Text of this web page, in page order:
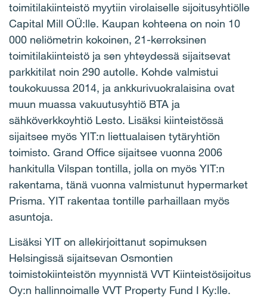
toimitilakiinteistö myytiin virolaiselle sijoitusyhtiölle
Capital Mill OÜ:lle. Kaupan kohteena on noin 10
000 neliömetrin kokoinen, 21-kerroksinen
toimitilakiinteistö ja sen yhteydessä sijaitsevat
parkkitilat noin 290 autolle. Kohde valmistui
toukokuussa 2014, ja ankkurivuokralaisina ovat
muun muassa vakuutusyhtiö BTA ja
sähköverkkoyhtiö Lesto. Lisäksi kiinteistössä
sijaitsee myös YIT:n liettualaisen tytäryhtiön
toimisto. Grand Office sijaitsee vuonna 2006
hankitulla Vilspan tontilla, jolla on myös YIT:n
rakentama, tänä vuonna valmistunut hypermarket
Prisma. YIT rakentaa tontille parhaillaan myös
asuntoja.
Lisäksi YIT on allekirjoittanut sopimuksen
Helsingissä sijaitsevan Osmontien
toimistokiinteistön myynnistä VVT Kiinteistösijoitus
Oy:n hallinnoimalle VVT Property Fund I Ky:lle.